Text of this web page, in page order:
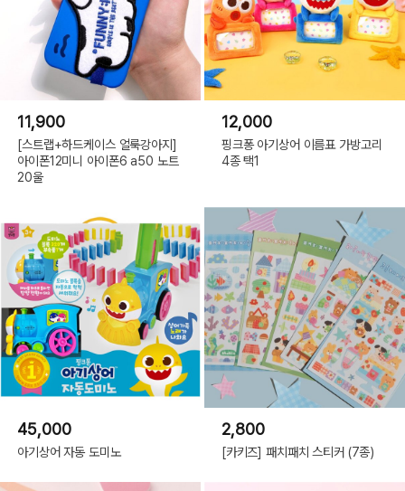
11,900
[스트랩+하드케이스 얼룩강아지]
아이폰12미니 아이폰6 a50 노트
20울
12,000
핑크퐁 아기상어 이름표 가방고리
4종 택1
45,000
아기상어 자동 도미노
2,800
[카키즈] 패치패치 스티커 (7종)